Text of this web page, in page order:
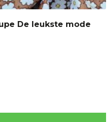
De leukste mode